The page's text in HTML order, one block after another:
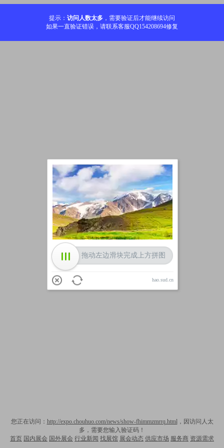
提示： 访问人数太多 ，需要验证后才能继续访问
如果一直验证错误，请联系客服QQ154208694修复
您正在访问： http://expo.chouhuo.com/news/show-fhimmzmrrq.html，因访问人太
多，需要您输入验证码！
首页 国内展会 国外展会 行业新闻 找展馆 展会动态 供应市场 服务商 资源需求
加载中
拖动左边滑块完成上方拼图
hao.sud.cn